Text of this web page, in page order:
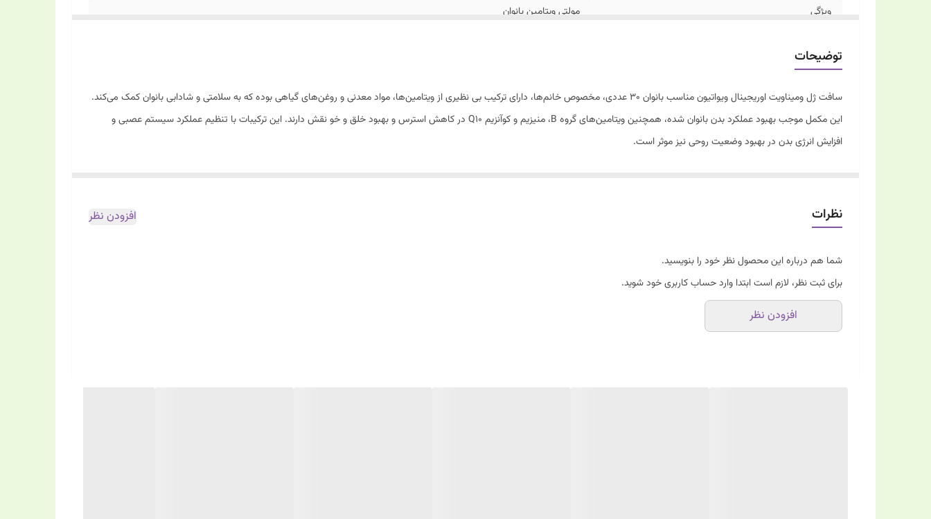
ویژگی مولتی ویتامین بانوان
تقویت سیستم ایمنی و افزایش سطح انرژی روزانه
توضیحات
سافت ژل ومیناویت اوریجینال ویواتیون مناسب بانوان 30 عددی، مخصوص خانم‌ها، دارای ترکیب بی نظیری از ویتامین‌ها، مواد معدنی و روغن‌های گیاهی بوده که به سلامتی و شادابی بانوان کمک می‌کند.
این مکمل موجب بهبود عملکرد بدن بانوان شده، همچنین ویتامین‌های گروه B، منیزیم و کوآنزیم Q10 در کاهش استرس و بهبود خلق‌ و خو نقش دارند. این ترکیبات با تنظیم عملکرد سیستم عصبی و
افزایش انرژی بدن در بهبود وضعیت روحی نیز موثر است.
نظرات افزودن نظر
شما هم درباره این محصول نظر خود را بنویسید.
برای ثبت نظر، لازم است ابتدا وارد حساب کاربری خود شوید.
افزودن نظر